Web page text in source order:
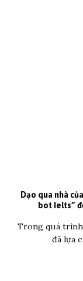
Dạo qua nhà
bot Ielts”
Trong quá trình
đã lựa